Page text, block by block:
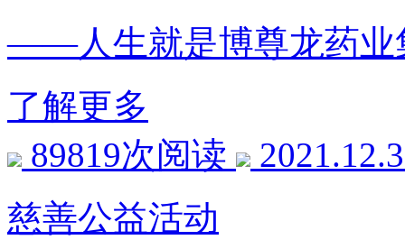
——人生就是博尊龙药业
了解更多
89819次阅读
慈善公益活动